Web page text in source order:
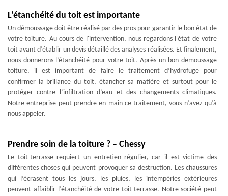
L’étanchéité du toit est importante
Un démoussage doit être réalisé par des pros pour garantir le bon état de
votre toiture. Au cours de l'intervention, nous regardons l'état de votre
toit avant d’établir un devis détaillé des analyses réalisées. Et finalement,
nous donnerons l’étanchéité pour votre toit. Après un bon demoussage
toiture, il est important de faire le traitement d’hydrofuge pour
confirmer la brillance du toit, étancher sa matière et surtout pour le
protéger contre l’infiltration d’eau et des changements climatiques.
Notre entreprise peut prendre en main ce traitement, vous n’avez qu’à
nous appeler.
Prendre soin de la toiture ? – Chessy
Le toit-terrasse requiert un entretien régulier, car il est victime des
différentes choses qui peuvent provoquer sa destruction. Les chaussures
qui l’écrasent tous les jours, les pluies, les intempéries extérieures
peuvent affaiblir l’étanchéité de votre toit-terrasse. Notre société peut